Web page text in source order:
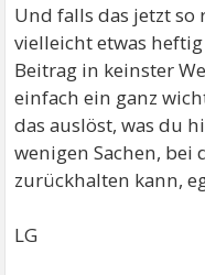
Und falls das jetzt
vielleicht etwas
Beitrag in keinster
einfach ein ganz
das auslöst, was du
wenigen Sachen,
zurückhalten kann,
LG